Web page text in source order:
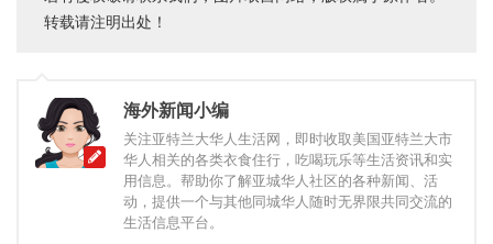
转载请注明出处！
海外新闻小编
关注亚特兰大华人生活网，即时收取美国亚特兰大市
华人相关的各类衣食住行，吃喝玩乐等生活资讯和实
用信息。帮助你了解亚城华人社区的各种新闻、活
动，提供一个与其他同城华人随时无界限共同交流的
生活信息平台。